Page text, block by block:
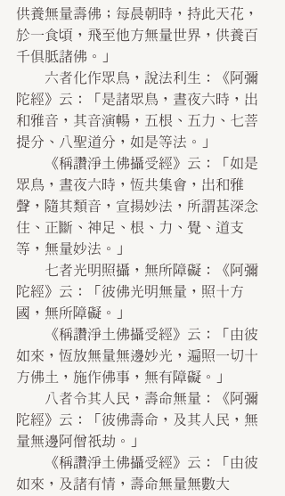
供養無量壽佛；每晨朝時，持此天花，
於一食頃，飛至他方無量世界，供養百
千俱胝諸佛。」
陀經》云：「是諸眾鳥，晝夜六時，出
和雅音，其音演暢，五根、五力、七菩
提分、八聖道分，如是等法。」
眾鳥，晝夜六時，恆共集會，出和雅
聲，隨其類音，宣揚妙法，所謂甚深念
住、正斷、神足、根、力、覺、道支
等，無量妙法。」
陀經》云：「彼佛光明無量，照十方
國，無所障礙。」
如來，恆放無量無邊妙光，遍照一切十
方佛土，施作佛事，無有障礙。」
陀經》云：「彼佛壽命，及其人民，無
量無邊阿僧祇劫。」
如來，及諸有情，壽命無量無數大